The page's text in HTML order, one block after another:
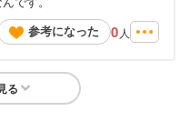
参考になった
0 人
る